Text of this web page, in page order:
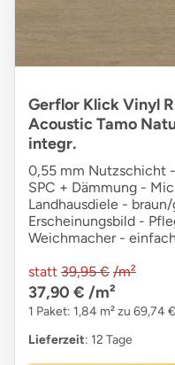
Gerflor Klick Vinyl
Acoustic Tamo
integr.
0,55 mm Nutzschicht
SPC + Dämmung -
Landhausdiele -
Erscheinungsbild -
Weichmacher -
statt 39,95 € /m²
37,90 € /m²
1 Paket: 1,84 m² zu 69,74 €
Lieferzeit: 12 Tage